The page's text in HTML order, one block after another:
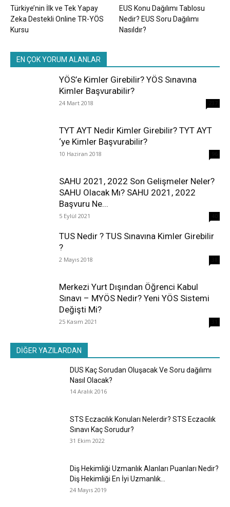
Türkiye’nin İlk ve Tek Yapay
Zeka Destekli Online TR-YÖS
Kursu
EUS Konu Dağılımı Tablosu
Nedir? EUS Soru Dağılımı
Nasıldır?
EN ÇOK YORUM ALANLAR
YÖS’e Kimler Girebilir? YÖS Sınavına
Kimler Başvurabilir?
24 Mart 2018
TYT AYT Nedir Kimler Girebilir? TYT AYT
‘ye Kimler Başvurabilir?
10 Haziran 2018
SAHU 2021, 2022 Son Gelişmeler Neler?
SAHU Olacak Mı? SAHU 2021, 2022
Başvuru Ne...
5 Eylül 2021
TUS Nedir ? TUS Sınavına Kimler Girebilir
?
2 Mayıs 2018
Merkezi Yurt Dışından Öğrenci Kabul
Sınavı – MYÖS Nedir? Yeni YÖS Sistemi
Değişti Mi?
25 Kasım 2021
DİĞER YAZILARDAN
DUS Kaç Sorudan Oluşacak Ve Soru dağılımı
Nasıl Olacak?
14 Aralık 2016
STS Eczacılık Konuları Nelerdir? STS Eczacılık
Sınavı Kaç Sorudur?
31 Ekim 2022
Diş Hekimliği Uzmanlık Alanları Puanları Nedir?
Diş Hekimliği En İyi Uzmanlık...
24 Mayıs 2019